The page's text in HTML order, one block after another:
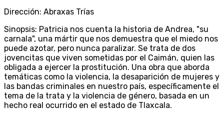
Dirección: Abraxas Trías
Sinopsis: Patricia nos cuenta la historia de Andrea, "su
carnala", una mártir que nos demuestra que el miedo nos
puede azotar, pero nunca paralizar. Se trata de dos
jovencitas que viven sometidas por el Caimán, quien las
obligada a ejercer la prostitución. Una obra que aborda
temáticas como la violencia, la desaparición de mujeres y
las bandas criminales en nuestro país, específicamente el
tema de la trata y la violencia de género, basada en un
hecho real ocurrido en el estado de Tlaxcala.